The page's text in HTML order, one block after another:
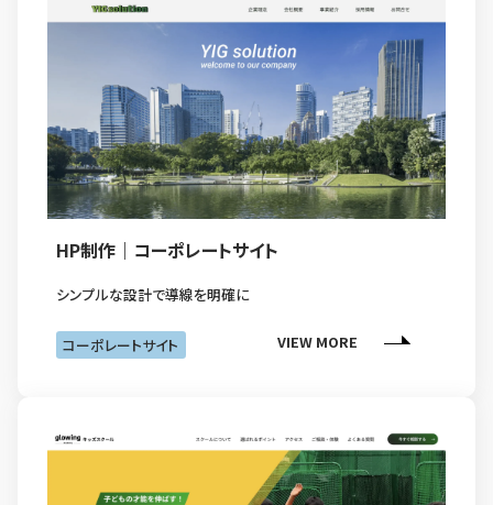
HP制作｜コーポレートサイト
シンプルな設計で導線を明確に
コーポレートサイト VIEW MORE